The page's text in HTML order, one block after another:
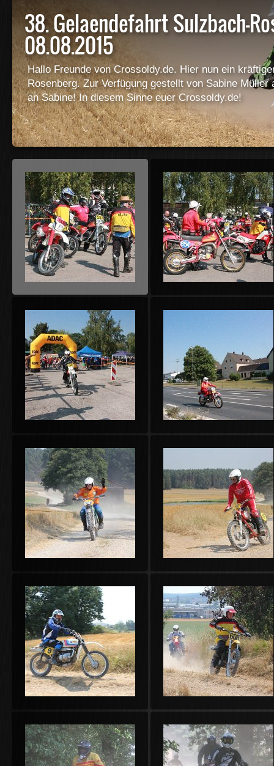
38. Gelaendefahrt Sulzbach-
08.08.2015
Hallo Freunde von Crossoldy.de. Hier nun ein
Rosenberg. Zur Verfügung gestellt von Sabine
an Sabine! In diesem Sinne euer Crossoldy.de!